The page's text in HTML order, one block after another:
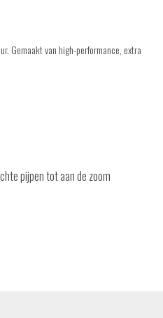
Gemaakt van high-performance, extra
pijpen tot aan de zoom